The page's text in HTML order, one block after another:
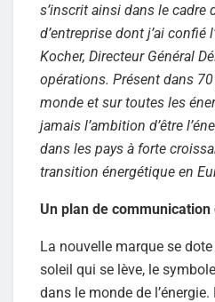
s’inscrit ainsi dans le cadre
d’entreprise dont j’ai confié
Kocher, Directeur Général
opérations. Présent dans
monde et sur toutes les
jamais l’ambition d’être
dans les pays à forte
transition énergétique en
Un plan de communication
La nouvelle marque se
soleil qui se lève, le
dans le monde de